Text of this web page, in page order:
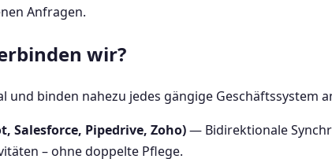
Anfragen.
wir?
binden nahezu jedes gängige Geschäftssystem
Salesforce, Pipedrive, Zoho)— Bidirektionale
– ohne doppelte Pflege.